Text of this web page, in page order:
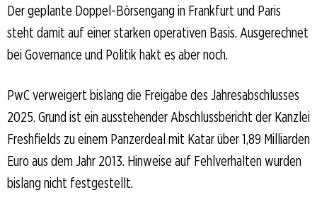
Der geplante Doppel-Börsengang in Frankfurt und Paris
steht damit auf einer starken operativen Basis. Ausgerechnet
bei Governance und Politik hakt es aber noch.
PwC verweigert bislang die Freigabe des Jahresabschlusses
2025. Grund ist ein ausstehender Abschlussbericht der Kanzlei
Freshfields zu einem Panzerdeal mit Katar über 1,89 Milliarden
Euro aus dem Jahr 2013. Hinweise auf Fehlverhalten wurden
bislang nicht festgestellt.